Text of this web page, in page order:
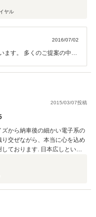
ヤル
2016/07/02
ます。 多くのご提案の中か
トな欧州車選びもまたお手
2015/03/07投稿
から納車後の細かい電子系の
交ぜながら、本当に心を込め
ております. 日本広しといえ
ケアがリーズナブルでクリア
しょう! イチ押しです!!